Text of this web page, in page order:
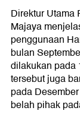
Direktur Utama
Majaya
penggunaan
bulan
dilakukan pada
tersebut juga
pada
belah pihak